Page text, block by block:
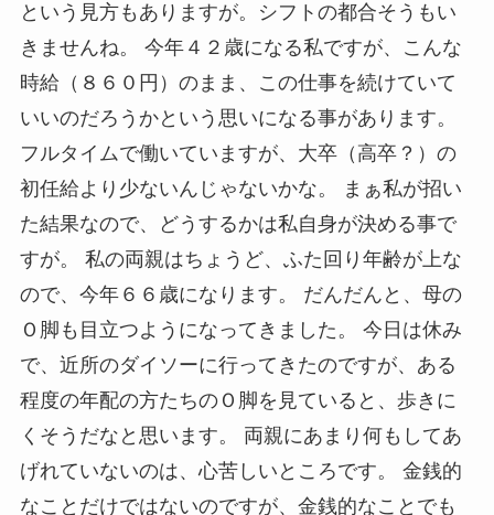
という見方もありますが。シフトの都合そうもい
きませんね。 今年４２歳になる私ですが、こんな
時給（８６０円）のまま、この仕事を続けていて
いいのだろうかという思いになる事があります。
フルタイムで働いていますが、大卒（高卒？）の
初任給より少ないんじゃないかな。 まぁ私が招い
た結果なので、どうするかは私自身が決める事で
すが。 私の両親はちょうど、ふた回り年齢が上な
ので、今年６６歳になります。 だんだんと、母の
Ｏ脚も目立つようになってきました。 今日は休み
で、近所のダイソーに行ってきたのですが、ある
程度の年配の方たちのＯ脚を見ていると、歩きに
くそうだなと思います。 両親にあまり何もしてあ
げれていないのは、心苦しいところです。 金銭的
なことだけではないのですが、金銭的なことでも